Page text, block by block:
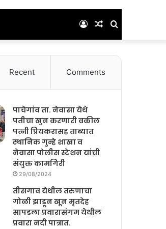
Search
Random
Article
Log
In
Recent Comments
पाचेगांव ता. नेवासा येथे
पतीचा खुन करणारी वकील
पत्नी प्रियकरासह ताब्यात
स्थानिक गुन्हे शाखा व
नेवासा पोलीस स्टेशन यांची
संयुक्त कामगिरी
29/08/2024
तीसगाव येथील तरुणाचा
गोळी झाडून खून मृतदेह
सापडला प्रवारासंगम येथील
प्रवारा नदी पात्रात.